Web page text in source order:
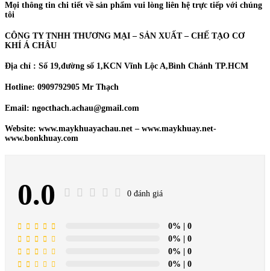
Mọi thông tin chi tiết về sản phẩm vui lòng liên hệ trực tiếp với chúng
tôi
CÔNG TY TNHH THƯƠNG MẠI – SẢN XUẤT – CHẾ TẠO CƠ
KHÍ Á CHÂU
Địa chỉ : Số 19,đường số 1,KCN Vĩnh Lộc A,Bình Chánh TP.HCM
Hotline: 0909792905 Mr Thạch
Email: ngocthach.achau@gmail.com
Website: www.maykhuayachau.net – www.maykhuay.net-
www.bonkhuay.com
0.0 0 đánh giá
0% | 0
0% | 0
0% | 0
0% | 0